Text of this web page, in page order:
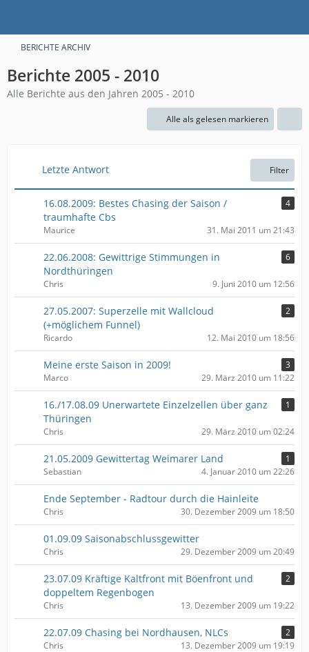
BERICHTE ARCHIV
Berichte 2005 - 2010
Alle Berichte aus den Jahren 2005 - 2010
Alle als gelesen markieren
Letzte Antwort Filter
16.08.2009: Bestes Chasing der Saison /
traumhafte Cbs
4
Maurice 31. Mai 2011 um 21:43
22.06.2008: Gewittrige Stimmungen in
Nordthüringen
6
Chris 9. Juni 2010 um 12:56
27.05.2007: Superzelle mit Wallcloud
(+möglichem Funnel)
2
Ricardo 12. Mai 2010 um 18:56
Meine erste Saison in 2009!
3
Marco
29. März 2010 um 11:22
16./17.08.09 Unerwartete Einzelzellen über ganz
Thüringen
1
Chris 29. März 2010 um 02:24
21.05.2009 Gewittertag Weimarer Land
1
Sebastian
4. Januar 2010 um 22:26
Ende September - Radtour durch die Hainleite
Chris 30. Dezember 2009 um 18:50
01.09.09 Saisonabschlussgewitter
Chris 29. Dezember 2009 um 20:49
23.07.09 Kräftige Kaltfront mit Böenfront und
doppeltem Regenbogen
2
Chris 13. Dezember 2009 um 19:22
22.07.09 Chasing bei Nordhausen, NLCs
2
Chris
13. Dezember 2009 um 19:19